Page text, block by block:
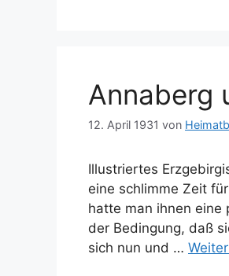
Annaberg
12. April 1931 von
Illustriertes
eine schlimme Zeit
hatte man ihnen eine
der Bedingung, daß
sich nun und …